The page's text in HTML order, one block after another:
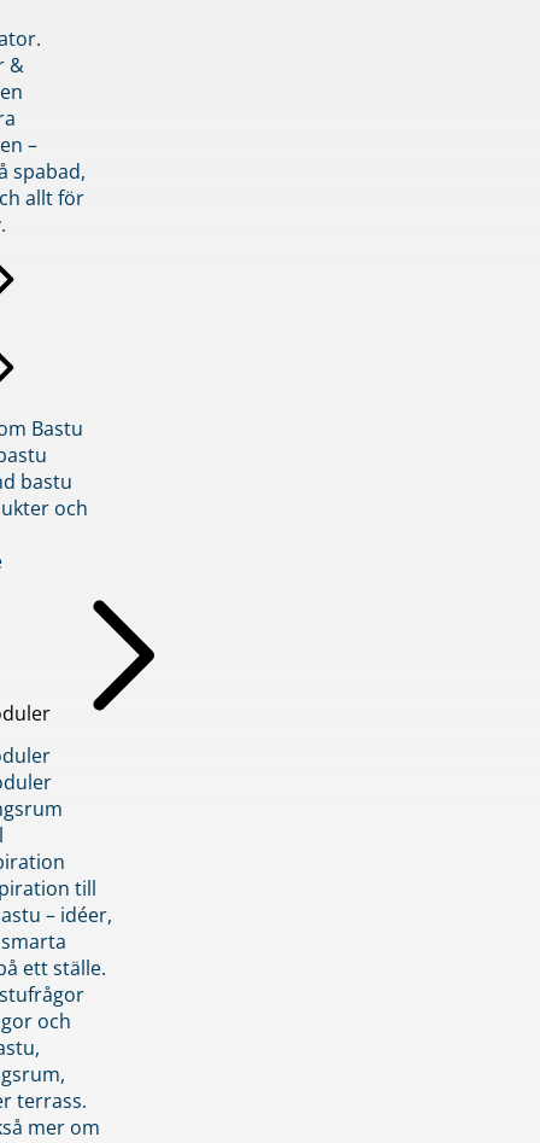
&
–
spabad,
allt för
Bastu
bastu
och
till
– idéer,
ett ställe.
och
terrass.
mer om